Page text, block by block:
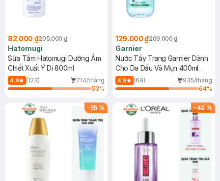
82.000 ₫205.000 ₫
Hatomugi
Sữa Tắm Hatomugi Dưỡng Ẩm
Chiết Xuất Ý Dĩ 800ml
4.9 (123)
714/tháng
53%
129.000 ₫209.000 ₫
Garnier
Nước Tẩy Trang Garnier Dành
Cho Da Dầu Và Mụn 400ml
(Mới)
4.9 (69)
935/tháng
64%
-35 % -42 %